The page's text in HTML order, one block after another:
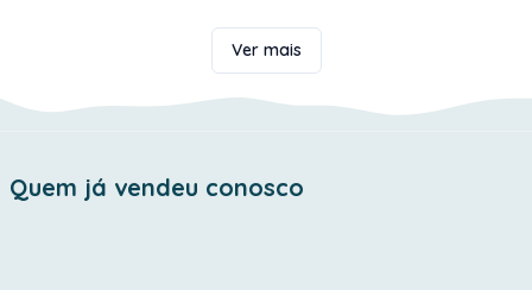
Ver mais
Quem já vendeu conosco